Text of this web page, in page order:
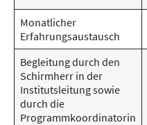
Monatlicher
Erfahrungsaustausch
Begleitung durch den
Schirmherr in der
Institutsleitung sowie
durch die
Programmkoordinatorin